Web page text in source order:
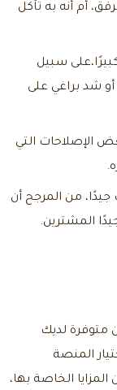
أم أنه به تآكل
سبيل
أو شد براغي على
الإصلاحات التي
من المرجح أن
المشترين.
متوفرة لديك
المنصة
الخاصة بها،